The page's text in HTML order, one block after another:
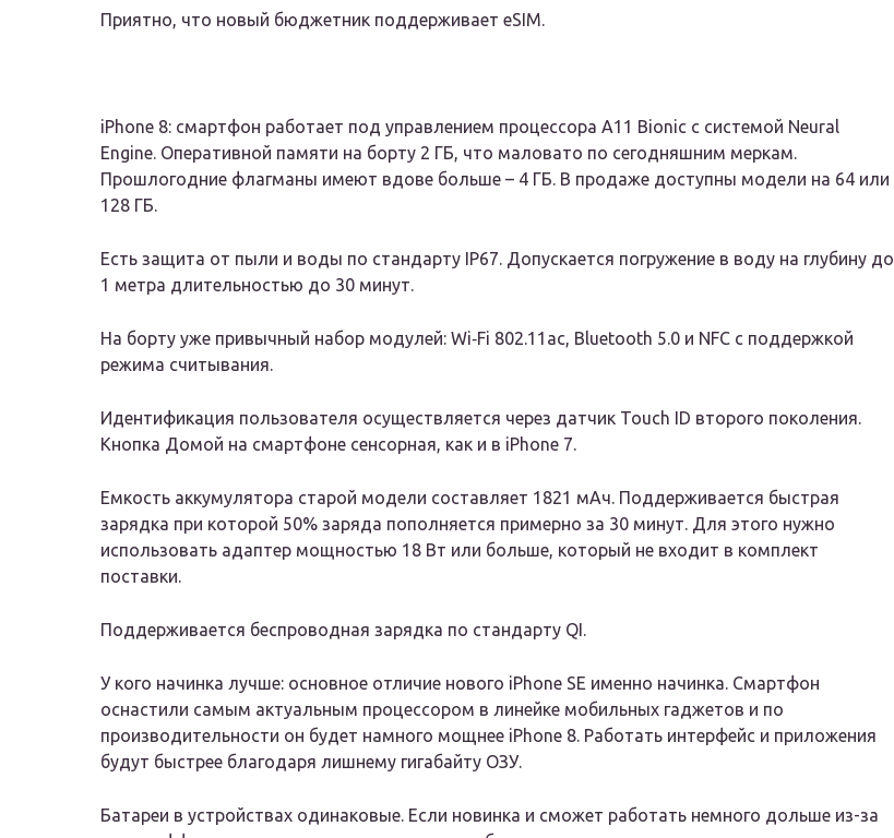
Приятно, что новый бюджетник поддерживает eSIM.
iPhone 8: смартфон работает под управлением процессора A11 Bionic с системой Neural
Engine. Оперативной памяти на борту 2 ГБ, что маловато по сегодняшним меркам.
Прошлогодние флагманы имеют вдове больше – 4 ГБ. В продаже доступны модели на 64 или
128 ГБ.
Есть защита от пыли и воды по стандарту IP67. Допускается погружение в воду на глубину до
1 метра длительностью до 30 минут.
На борту уже привычный набор модулей: Wi‑Fi 802.11ac, Bluetooth 5.0 и NFC с поддержкой
режима считывания.
Идентификация пользователя осуществляется через датчик Touch ID второго поколения.
Кнопка Домой на смартфоне сенсорная, как и в iPhone 7.
Емкость аккумулятора старой модели составляет 1821 мАч. Поддерживается быстрая
зарядка при которой 50% заряда пополняется примерно за 30 минут. Для этого нужно
использовать адаптер мощностью 18 Вт или больше, который не входит в комплект
поставки.
Поддерживается беспроводная зарядка по стандарту QI.
У кого начинка лучше: основное отличие нового iPhone SE именно начинка. Смартфон
оснастили самым актуальным процессором в линейке мобильных гаджетов и по
производительности он будет намного мощнее iPhone 8. Работать интерфейс и приложения
будут быстрее благодаря лишнему гигабайту ОЗУ.
Батареи в устройствах одинаковые. Если новинка и сможет работать немного дольше из-за